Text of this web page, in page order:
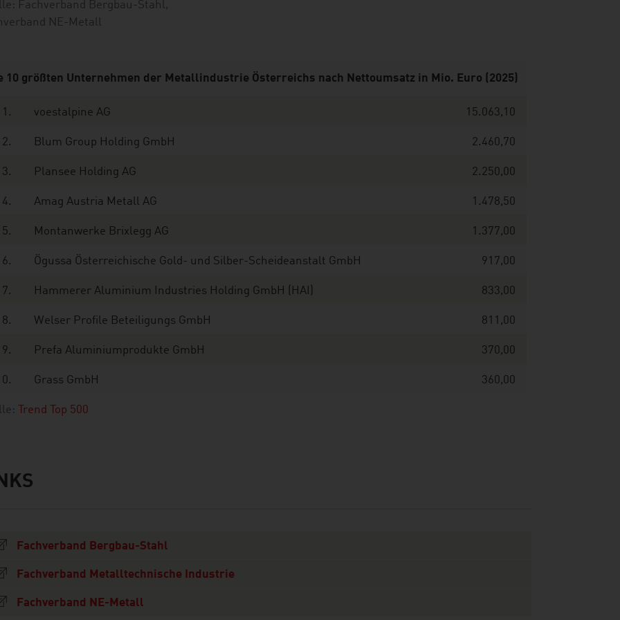
Fachverband Bergbau-Stahl,
NE-Metall
Trend Top 500
10 größten Unternehmen der Metallindustrie Österreichs nach Nettoumsatz in Mio. Euro (2025)
1. voestalpine AG 15.063,10
2. Blum Group Holding GmbH 2.460,70
3. Plansee Holding AG 2.250,00
4. Amag Austria Metall AG 1.478,50
5. Montanwerke Brixlegg AG 1.377,00
6. Ögussa Österreichische Gold- und Silber-Scheideanstalt GmbH 917,00
7. Hammerer Aluminium Industries Holding GmbH (HAI) 833,00
8. Welser Profile Beteiligungs GmbH 811,00
9. Prefa Aluminiumprodukte GmbH 370,00
Grass GmbH 360,00
Fachverband Bergbau-Stahl
Fachverband Metalltechnische Industrie
Fachverband NE-Metall